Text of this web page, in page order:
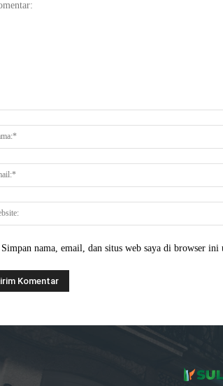
Simpan nama, email, dan situs web saya di browser